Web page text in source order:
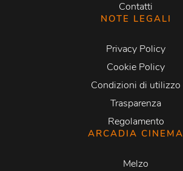
Contatti
NOTE LEGALI
Privacy Policy
Cookie Policy
Condizioni di utilizzo
Trasparenza
Regolamento
ARCADIA CINEMA
Melzo